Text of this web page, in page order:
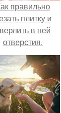
правильно
плитку и
в ней
отверстия.